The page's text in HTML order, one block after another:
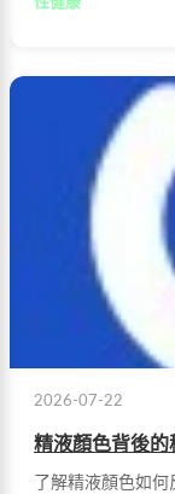
性健康
2026-07-22
精液顏色背後的
了解精液顏色如